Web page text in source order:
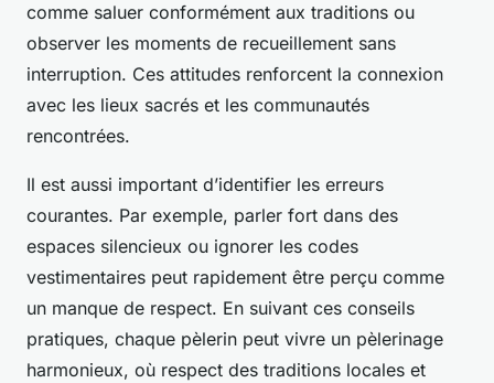
comme saluer conformément aux traditions ou
observer les moments de recueillement sans
interruption. Ces attitudes renforcent la connexion
avec les lieux sacrés et les communautés
rencontrées.
Il est aussi important d’identifier les erreurs
courantes. Par exemple, parler fort dans des
espaces silencieux ou ignorer les codes
vestimentaires peut rapidement être perçu comme
un manque de respect. En suivant ces conseils
pratiques, chaque pèlerin peut vivre un pèlerinage
harmonieux, où respect des traditions locales et